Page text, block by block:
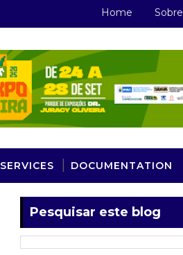
Home Sobre
DOCUMENTATION
Pesquisar este blog